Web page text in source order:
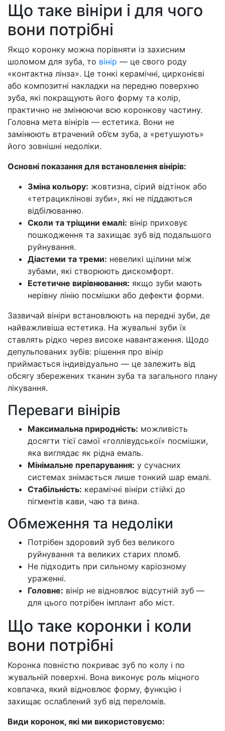
Що таке вініри і для чого
вони потрібні
Якщо коронку можна порівняти із захисним
шоломом для зуба, то вінір — це свого роду
«контактна лінза». Це тонкі керамічні, цирконієві
або композитні накладки на передню поверхню
зуба, які покращують його форму та колір,
практично не змінюючи всю коронкову частину.
Головна мета вінірів — естетика. Вони не
замінюють втрачений об’єм зуба, а «ретушують»
його зовнішні недоліки.
Основні показання для встановлення вінірів:
Зміна кольору: жовтизна, сірий відтінок або
«тетрациклінові зуби», які не піддаються
відбілюванню.
Сколи та тріщини емалі: вінір приховує
пошкодження та захищає зуб від подальшого
руйнування.
Діастеми та треми: невеликі щілини між
зубами, які створюють дискомфорт.
Естетичне вирівнювання: якщо зуби мають
нерівну лінію посмішки або дефекти форми.
Зазвичай вініри встановлюють на передні зуби, де
найважливіша естетика. На жувальні зуби їх
ставлять рідко через високе навантаження. Щодо
депульпованих зубів: рішення про вінір
приймається індивідуально — це залежить від
обсягу збережених тканин зуба та загального плану
лікування.
Переваги вінірів
Максимальна природність: можливість
досягти тієї самої «голлівудської» посмішки,
яка виглядає як рідна емаль.
Мінімальне препарування: у сучасних
системах знімається лише тонкий шар емалі.
Стабільність: керамічні вініри стійкі до
пігментів кави, чаю та вина.
Обмеження та недоліки
Потрібен здоровий зуб без великого
руйнування та великих старих пломб.
Не підходить при сильному каріозному
ураженні.
Головне: вінір не відновлює відсутній зуб —
для цього потрібен імплант або міст.
Що таке коронки і коли
вони потрібні
Коронка повністю покриває зуб по колу і по
жувальній поверхні. Вона виконує роль міцного
ковпачка, який відновлює форму, функцію і
захищає ослаблений зуб від переломів.
Види коронок, які ми використовуємо: